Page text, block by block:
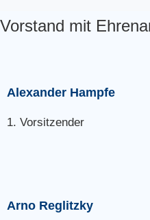
Vorstand mit
Alexander Hampfe
1. Vorsitzender
Arno Reglitzky